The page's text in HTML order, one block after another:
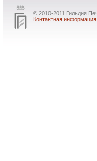
© 2010-2011 Гильдия
Контактная информация